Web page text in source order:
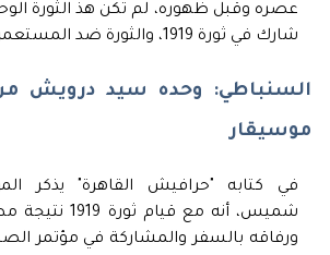
عصره وقبل ظهوره، لم تكن هذ الثورة
شارك في ثورة 1919، والثورة ضد المستعمر البريطاني.
السنباطي: وحده سيد درويش
موسيقار
في كتابه "حرافيش القاهرة" يذكر
شميس، أنه مع
ورفاقه بالسفر والمشاركة في مؤتمر